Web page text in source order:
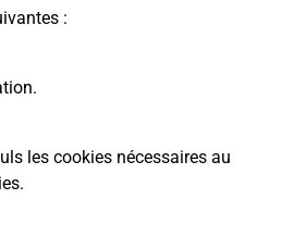
:
les cookies nécessaires au
.